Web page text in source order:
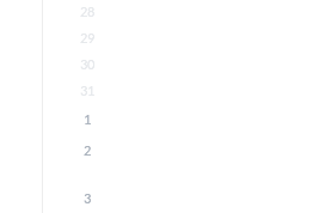
28
29
30
31
1
2
3